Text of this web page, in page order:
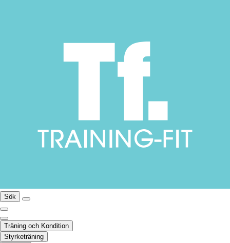
Sök
Träning och Kondition
Styrketräning